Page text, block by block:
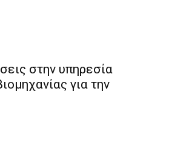
στην υπηρεσία
για την